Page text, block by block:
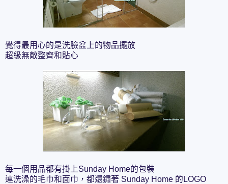
覺得最用心的是洗臉盆上的物品擺放
超級無敵整齊和貼心
每一個用品都有掛上Sunday Home的包裝
連洗澡的毛巾和面巾，都還鏽著 Sunday Home 的LOGO